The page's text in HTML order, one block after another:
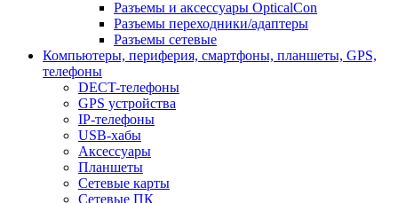
Разъемы и аксессуары OpticalCon
Разъемы переходники/адаптеры
Разъемы сетевые
Компьютеры, периферия, смартфоны, планшеты, GPS,
телефоны
DECT-телефоны
GPS устройства
IP-телефоны
USB-хабы
Аксессуары
Планшеты
Сетевые карты
Сетевые ПК